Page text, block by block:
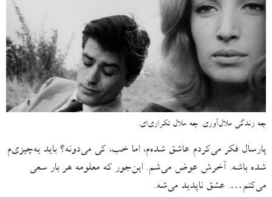
چه زندگی ملال‌آوری. چه ملال تکراری‌ای.
پارسال فکر می‌کردم عاشق شده‌م، اما خب، کی می‌دونه؟ باید یه‌چیزی‌م
شده باشه. آخرش عوض می‌شم. این‌جور که معلومه هر بار سعی
می‌کنم…. عشق ناپدید می‌شه.